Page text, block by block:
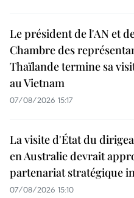
Le président de l'AN et
Chambre des
Thaïlande termine sa
au Vietnam
07/08/2026 15:17
La visite d'État du
en Australie devrait
partenariat stratégique
07/08/2026 15:10